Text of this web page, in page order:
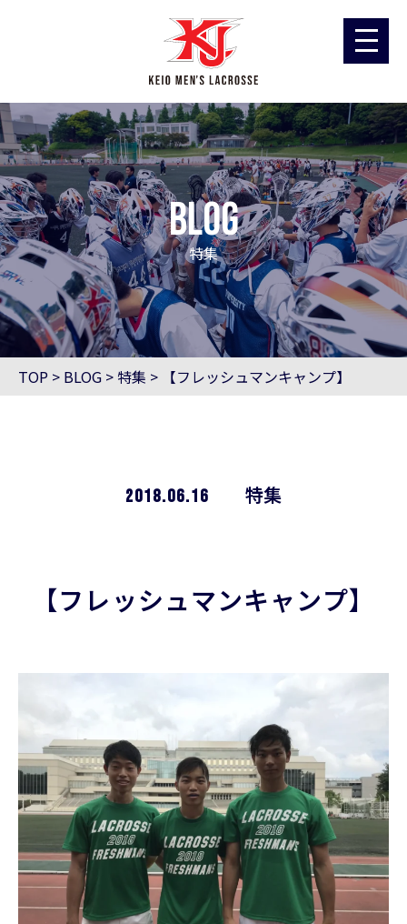
blog
特集
TOP > BLOG > 特集 > 【フレッシュマンキャンプ】
2018.06.16 特集
【フレッシュマンキャンプ】